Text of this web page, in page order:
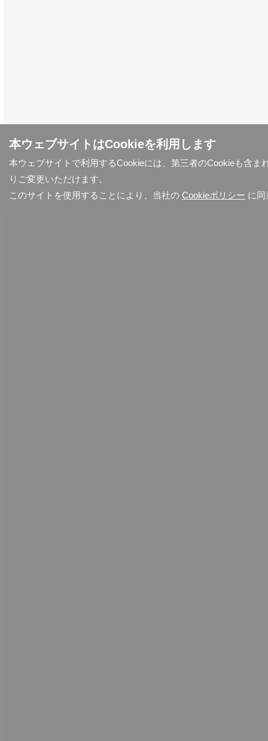
本ウェブサイトはCookieを利用します
本ウェブサイトで利用するCookieには、第三者のCookieも含
りご変更いただけます。
このサイトを使用することにより、当社の Cookieポリシー に